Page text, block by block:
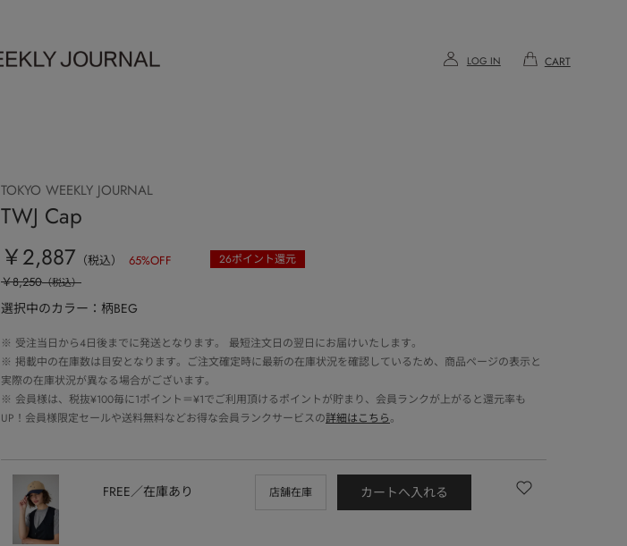
LOG IN CART
TOKYO WEEKLY JOURNAL
TWJ Cap
￥2,887 （税込） 65%OFF 26ポイント還元
￥8,250（税込）
選択中のカラー：柄BEG
※ 受注当日から4日後までに発送となります。 最短注文日の翌日にお届けいたします。
※ 掲載中の在庫数は目安となります。ご注文確定時に最新の在庫状況を確認しているため、商品ページの表示と
実際の在庫状況が異なる場合がございます。
※ 会員様は、税抜¥100毎に1ポイント＝¥1でご利用頂けるポイントが貯まり、会員ランクが上がると還元率も
UP！会員様限定セールや送料無料などお得な会員ランクサービスの詳細はこちら。
FREE 在庫あり 店舗在庫 カートへ入れる